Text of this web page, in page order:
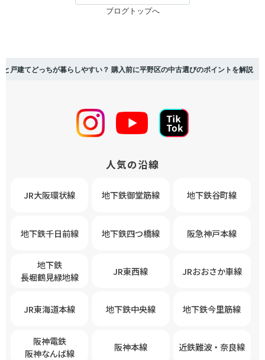
ブログトップへ
戸建てどっちが暮らしやすい？ 購入前に平野区の中古選びのポイントを解説
人気の沿線
JR大阪環状線 地下鉄御堂筋線 地下鉄谷町線
地下鉄千日前線 地下鉄四つ橋線 阪急神戸本線
地下鉄
長堀鶴見緑地線
JR東西線 JRおおさか車線
JR東海道本線 地下鉄中央線 地下鉄今里筋線
阪神電鉄
阪神なんば線
阪神本線 近鉄難波・奈良線